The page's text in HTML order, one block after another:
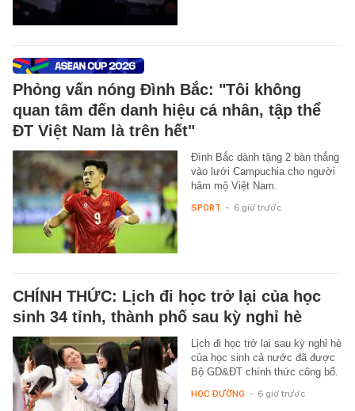
Phỏng vấn nóng Đình Bắc: "Tôi không
quan tâm đến danh hiệu cá nhân, tập thể
ĐT Việt Nam là trên hết"
Đình Bắc dành tặng 2 bàn thắng
vào lưới Campuchia cho người
hâm mộ Việt Nam.
SPORT - 6 giờ trước
CHÍNH THỨC: Lịch đi học trở lại của học
sinh 34 tỉnh, thành phố sau kỳ nghỉ hè
Lịch đi học trở lại sau kỳ nghỉ hè
của học sinh cả nước đã được
Bộ GD&ĐT chính thức công bố.
HỌC ĐƯỜNG - 6 giờ trước